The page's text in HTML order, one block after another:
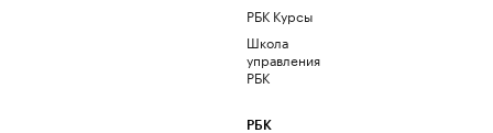
РБК Курсы
Школа
управления
РБК
РБК